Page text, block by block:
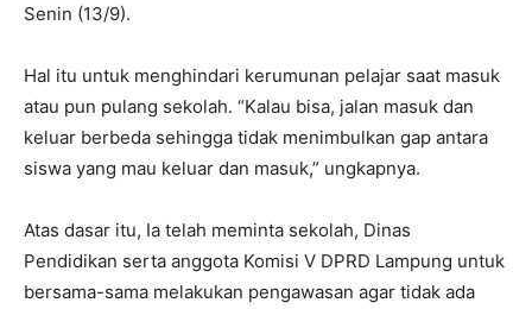
Senin (13/9).
Hal itu untuk menghindari kerumunan pelajar saat masuk
atau pun pulang sekolah. “Kalau bisa, jalan masuk dan
keluar berbeda sehingga tidak menimbulkan gap antara
siswa yang mau keluar dan masuk,” ungkapnya.
Atas dasar itu, Ia telah meminta sekolah, Dinas
Pendidikan serta anggota Komisi V DPRD Lampung untuk
bersama-sama melakukan pengawasan agar tidak ada